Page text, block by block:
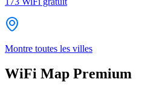
Montre toutes les villes
WiFi Map Premium